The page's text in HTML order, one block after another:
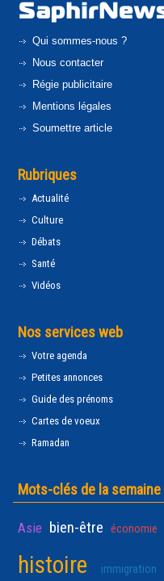
Qui sommes-nous ?
Nous contacter
Régie publicitaire
Mentions légales
Soumettre article
Rubriques
Actualité
Culture
Débats
Santé
Vidéos
Nos services web
Votre agenda
Petites annonces
Guide des prénoms
Cartes de voeux
Ramadan
Mots-clés de la semaine
Asie bien-être économie
histoire immigration